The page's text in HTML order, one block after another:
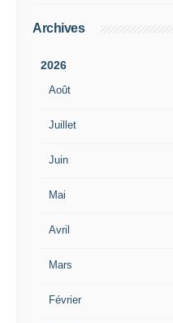
Archives
2026
Août
Juillet
Juin
Mai
Avril
Mars
Février